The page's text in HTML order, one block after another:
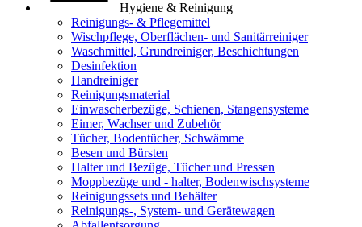
Hygiene & Reinigung
Reinigungs- & Pflegemittel
Wischpflege, Oberflächen- und Sanitärreiniger
Waschmittel, Grundreiniger, Beschichtungen
Desinfektion
Handreiniger
Reinigungsmaterial
Einwascherbezüge, Schienen, Stangensysteme
Eimer, Wachser und Zubehör
Tücher, Bodentücher, Schwämme
Besen und Bürsten
Halter und Bezüge, Tücher und Pressen
Moppbezüge und - halter, Bodenwischsysteme
Reinigungssets und Behälter
Reinigungs-, System- und Gerätewagen